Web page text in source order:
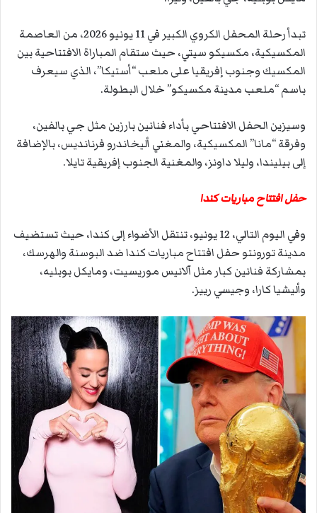
تبدأ رحلة المحفل الكروي الكبير في 11 يونيو 2026، من العاصمة
المكسيكية، مكسيكو سيتي، حيث ستقام المباراة الافتتاحية بين
المكسيك وجنوب إفريقيا على ملعب “أستيكا”، الذي سيعرف
باسم “ملعب مدينة مكسيكو” خلال البطولة.
وسيزين الحفل الافتتاحي بأداء فنانين بارزين مثل جي بالفين،
وفرقة “مانا” المكسيكية، والمغني أليخاندرو فرنانديس، بالإضافة
إلى بيليندا، وليلا داونز، والمغنية الجنوب إفريقية تايلا.
حفل افتتاح مباريات كندا
وفي اليوم التالي، 12 يونيو، تنتقل الأضواء إلى كندا، حيث تستضيف
مدينة تورونتو حفل افتتاح مباريات كندا ضد البوسنة والهرسك،
بمشاركة فنانين كبار مثل آلانيس موريسيت، ومايكل بوبليه،
وأليشيا كارا، وجيسي رييز.